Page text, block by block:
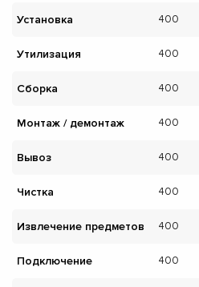
Установка 400
Утилизация 400
Сборка 400
Монтаж / демонтаж 400
Вывоз 400
Чистка 400
Извлечение предметов 400
Подключение 400